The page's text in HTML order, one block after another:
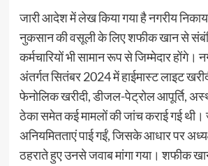
जारी आदेश में लेख किया गया है नगरीय
नुकसान की वसूली के लिए शफीक खान से
कर्मचारियों भी सामान रूप से जिम्मेदार होंगे।
अंतर्गत सितंबर 2024 में हाईमास्ट लाइट
फेनोलिक खरीदी, डीजल-पेट्रोल आपूर्ति,
ठेका समेत कई मामलों की जांच कराई गई थी।
अनियमितताएं पाई गईं, जिसके आधार पर
ठहराते हुए उनसे जवाब मांगा गया। शफीक